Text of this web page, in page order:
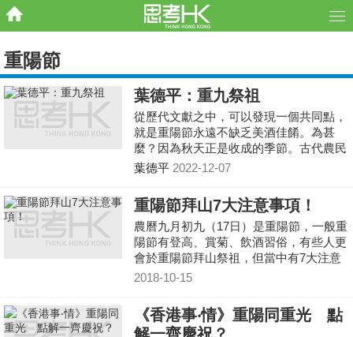
重陽節
葉德平：重九祭祖
從歷代文獻之中，可以發現一個共同點，
就是重陽節永遠不缺乏美酒佳餚。為甚
麼？因為秋天正是收成的季節。古代農民
一年到頭都在忙碌，好不容易盼到秋收，
千多年前的《呂氏春秋・季秋紀》便提到
「秋嘗」，即「秋祭」的活動。在「秋
祭」這一天，農民會祭饗天帝與祖先，感
謝他們一年來的照顧。
葉德平 2022-12-07
重陽節拜山7大注意事項！
農曆九月初九（17日）是重陽節，一般重
陽節有登高、賞菊、飲酒習俗，有些人更
會於重陽節拜山祭祖，但當中有7大注意
事項不可不知，比如唔夠瞓，頭髮梳齊蔭
2018-10-15
《香港事‧情》重陽同重光 點